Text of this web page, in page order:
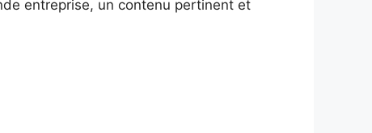
entreprise, un contenu pertinent et